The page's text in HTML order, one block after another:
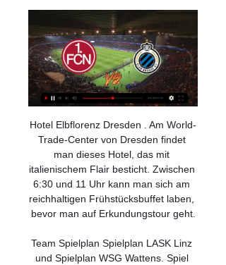
Hotel Elbflorenz Dresden . Am World-
Trade-Center von Dresden findet
man dieses Hotel, das mit
italienischem Flair besticht. Zwischen
6:30 und 11 Uhr kann man sich am
reichhaltigen Frühstücksbuffet laben,
bevor man auf Erkundungstour geht.
Team Spielplan Spielplan LASK Linz
und Spielplan WSG Wattens. Spiel